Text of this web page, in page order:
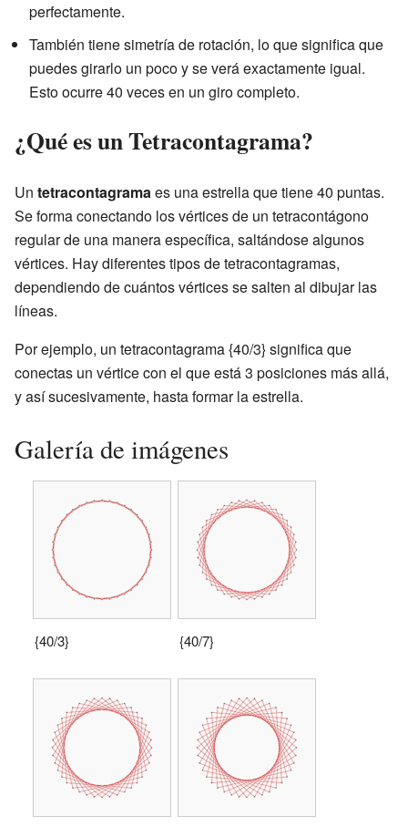
perfectamente.
También tiene simetría de rotación, lo que significa que
puedes girarlo un poco y se verá exactamente igual.
Esto ocurre 40 veces en un giro completo.
¿Qué es un Tetracontagrama?
Un tetracontagramaes una estrella que tiene 40 puntas.
Se forma conectando los vértices de un tetracontágono
regular de una manera específica, saltándose algunos
vértices. Hay diferentes tipos de tetracontagramas,
dependiendo de cuántos vértices se salten al dibujar las
líneas.
Por ejemplo, un tetracontagrama {40/3} significa que
conectas un vértice con el que está 3 posiciones más allá,
y así sucesivamente, hasta formar la estrella.
Galería de imágenes
{40/3} {40/7}